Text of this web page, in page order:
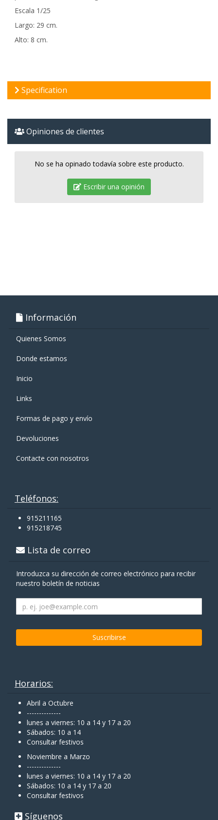
Escala 1/25
Largo: 29 cm.
Alto: 8 cm.
Specification
Opiniones de clientes
No se ha opinado todavía sobre este producto.
Escribir una opinión
Información
Quienes Somos
Donde estamos
Inicio
Links
Formas de pago y enví­o
Devoluciones
Contacte con nosotros
Teléfonos:
915211165
915218745
Lista de correo
Introduzca su dirección de correo electrónico para recibir
nuestro boletín de noticias
Horarios:
Abril a Octubre
--------------
lunes a viernes: 10 a 14 y 17 a 20
Sábados: 10 a 14
Consultar festivos
Noviembre a Marzo
--------------
lunes a viernes: 10 a 14 y 17 a 20
Sábados: 10 a 14 y 17 a 20
Consultar festivos
Síguenos